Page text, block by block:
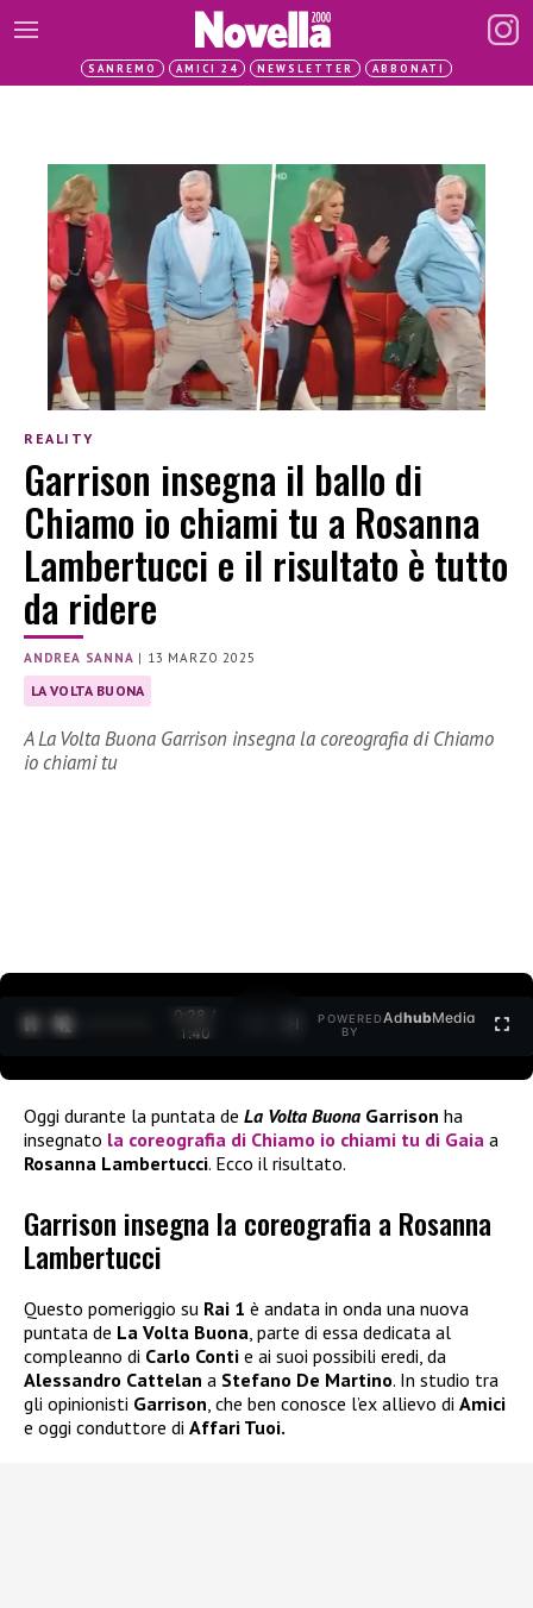
SANREMO AMICI 24 NEWSLETTER ABBONATI
REALITY
Garrison insegna il ballo di
Chiamo io chiami tu a Rosanna
Lambertucci e il risultato è tutto
da ridere
ANDREA SANNA | 13 MARZO 2025
LA VOLTA BUONA
A La Volta Buona Garrison insegna la coreografia di Chiamo
io chiami tu
0:30 /
1:40
POWERED
BY
AdhubMedia
Oggi durante la puntata de La Volta Buona Garrison ha
insegnato la coreografia di Chiamo io chiami tu di Gaia a
Rosanna Lambertucci. Ecco il risultato.
Garrison insegna la coreografia a Rosanna
Lambertucci
Questo pomeriggio su Rai 1 è andata in onda una nuova
puntata de La Volta Buona, parte di essa dedicata al
compleanno di Carlo Conti e ai suoi possibili eredi, da
Alessandro Cattelan a Stefano De Martino. In studio tra
gli opinionisti Garrison, che ben conosce l’ex allievo di Amici
e oggi conduttore di Affari Tuoi.